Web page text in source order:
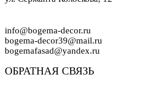
info@bogema-decor.ru
bogema-decor39@mail.ru
bogemafasad@yandex.ru
ОБРАТНАЯ СВЯЗЬ